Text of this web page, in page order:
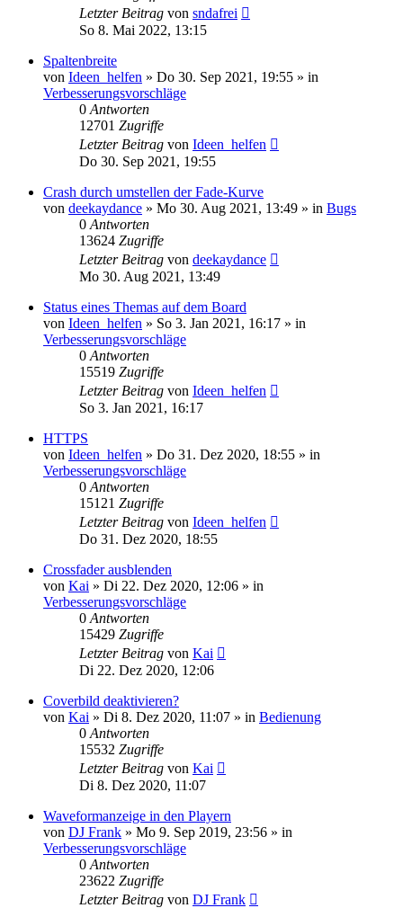
Letzter Beitrag von sndafrei
So 8. Mai 2022, 13:15
Spaltenbreite
von Ideen_helfen » Do 30. Sep 2021, 19:55 » in
Verbesserungsvorschläge
0 Antworten
12701 Zugriffe
Letzter Beitrag von Ideen_helfen
Do 30. Sep 2021, 19:55
Crash durch umstellen der Fade-Kurve
von deekaydance » Mo 30. Aug 2021, 13:49 » in Bugs
0 Antworten
13624 Zugriffe
Letzter Beitrag von deekaydance
Mo 30. Aug 2021, 13:49
Status eines Themas auf dem Board
von Ideen_helfen » So 3. Jan 2021, 16:17 » in
Verbesserungsvorschläge
0 Antworten
15519 Zugriffe
Letzter Beitrag von Ideen_helfen
So 3. Jan 2021, 16:17
HTTPS
von Ideen_helfen » Do 31. Dez 2020, 18:55 » in
Verbesserungsvorschläge
0 Antworten
15121 Zugriffe
Letzter Beitrag von Ideen_helfen
Do 31. Dez 2020, 18:55
Crossfader ausblenden
von Kai » Di 22. Dez 2020, 12:06 » in
Verbesserungsvorschläge
0 Antworten
15429 Zugriffe
Letzter Beitrag von Kai
Di 22. Dez 2020, 12:06
Coverbild deaktivieren?
von Kai » Di 8. Dez 2020, 11:07 » in Bedienung
0 Antworten
15532 Zugriffe
Letzter Beitrag von Kai
Di 8. Dez 2020, 11:07
Waveformanzeige in den Playern
von DJ Frank » Mo 9. Sep 2019, 23:56 » in
Verbesserungsvorschläge
0 Antworten
23622 Zugriffe
Letzter Beitrag von DJ Frank